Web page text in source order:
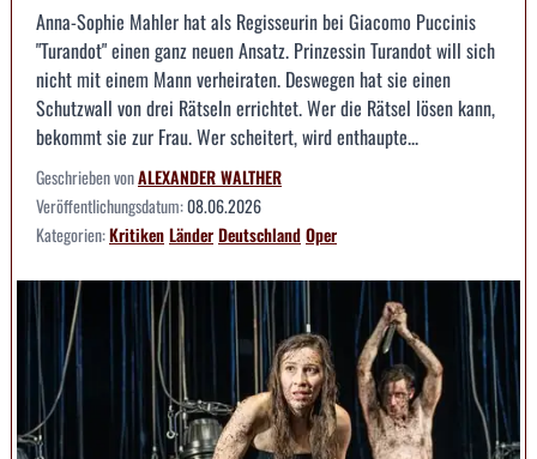
Anna-Sophie Mahler hat als Regisseurin bei Giacomo Puccinis
"Turandot" einen ganz neuen Ansatz. Prinzessin Turandot will sich
nicht mit einem Mann verheiraten. Deswegen hat sie einen
Schutzwall von drei Rätseln errichtet. Wer die Rätsel lösen kann,
bekommt sie zur Frau. Wer scheitert, wird enthaupte...
Geschrieben vonALEXANDER WALTHER
Veröffentlichungsdatum:08.06.2026
Kategorien:KritikenLänderDeutschlandOper